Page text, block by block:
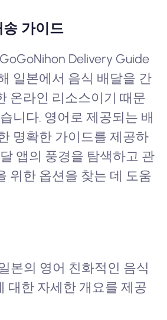
송 가이드
Delivery Guide
일본에서 음식 배달을 간
온라인 리소스이기 때문
니다. 영어로 제공되는 배
명확한 가이드를 제공하
앱의 풍경을 탐색하고 관
위한 옵션을 찾는 데 도움
본의 영어 친화적인 음식
대한 자세한 개요를 제공